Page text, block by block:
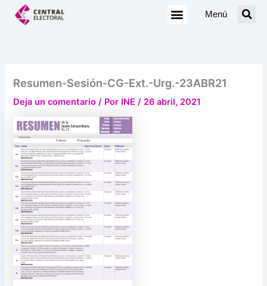
Menú
Resumen-Sesión-CG-Ext.-Urg.-23ABR21
Deja un comentario / Por INE/ 26 abril, 2021